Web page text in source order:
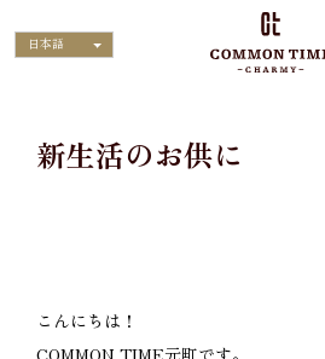
日本語
新生活のお供に
こんにちは！
COMMON TIME元町です。